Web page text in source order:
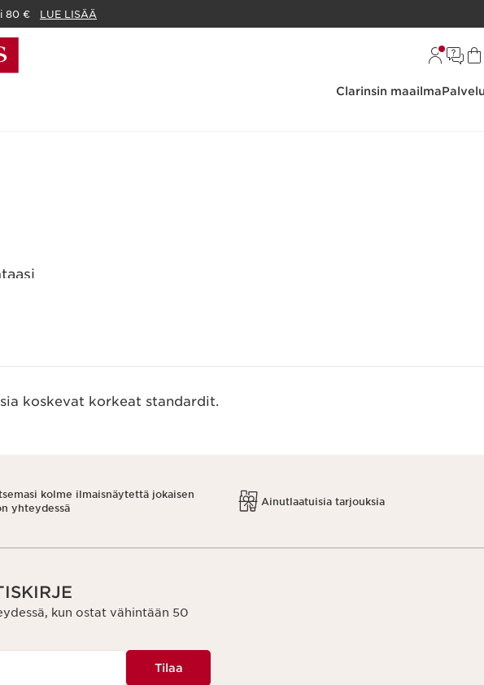
80 € LUE LISÄÄ
Clarinsin maailma
koskevat korkeat standardit.
kolme ilmaisnäytettä jokaisen
yhteydessä
Ainutlaatuisia tarjouksia
kun ostat vähintään 50
Tilaa